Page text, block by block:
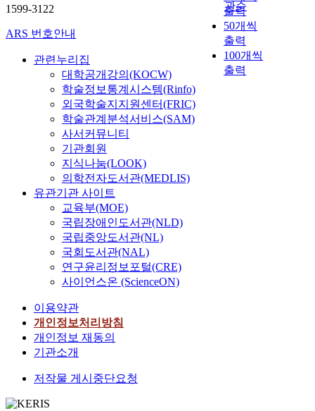
관순
출력
50개씩
출력
100개씩
출력
1599-3122
ARS 번호안내
관련누리집
대학공개강의(KOCW)
학술정보통계시스템(Rinfo)
외국학술지지원센터(FRIC)
학술관계분석서비스(SAM)
사서커뮤니티
기관회원
지식나눔(LOOK)
의학전자도서관(MEDLIS)
유관기관 사이트
교육부(MOE)
국립장애인도서관(NLD)
국립중앙도서관(NL)
국회도서관(NAL)
연구윤리정보포털(CRE)
사이언스온 (ScienceON)
이용약관
개인정보처리방침
개인정보 재동의
기관소개
저작물 게시중단요청